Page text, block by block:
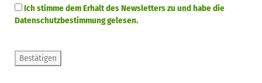
Ich stimme dem Erhalt des Newsletters zu und habe die
Datenschutzbestimmung gelesen.